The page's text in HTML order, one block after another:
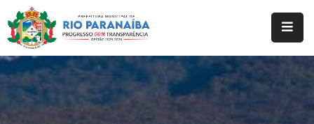
Início
Município